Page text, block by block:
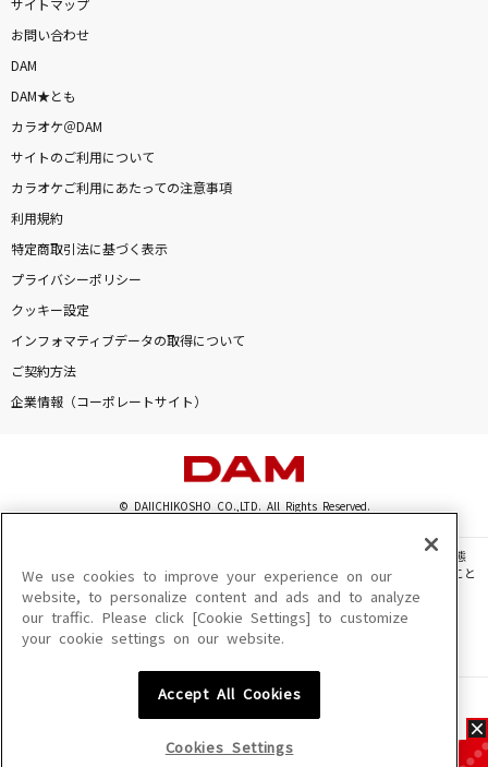
サイトマップ
お問い合わせ
DAM
DAM★とも
カラオケ＠DAM
サイトのご利用について
カラオケご利用にあたっての注意事項
利用規約
特定商取引法に基づく表示
プライバシーポリシー
クッキー設定
インフォマティブデータの取得について
ご契約方法
企業情報（コーポレートサイト）
© DAIICHIKOSHO CO.,LTD. All Rights Reserved.
このサイトに掲載されている一切の文章・画像・写真・動画・音声等を、手段や形態
を問わず、著作権法の定める範囲を超えて無断で複製、転載、ファイル化などすること
を禁じます。
楽曲及びコンテンツは、機種によりご利用いただけない場合があります。
楽曲及びコンテンツの配信日、配信内容が変更になる場合があります。
We use cookies to improve your experience on our
website, to personalize content and ads and to analyze
our traffic. Please click [Cookie Settings] to customize
your cookie settings on our website.
Accept All Cookies
Cookies Settings